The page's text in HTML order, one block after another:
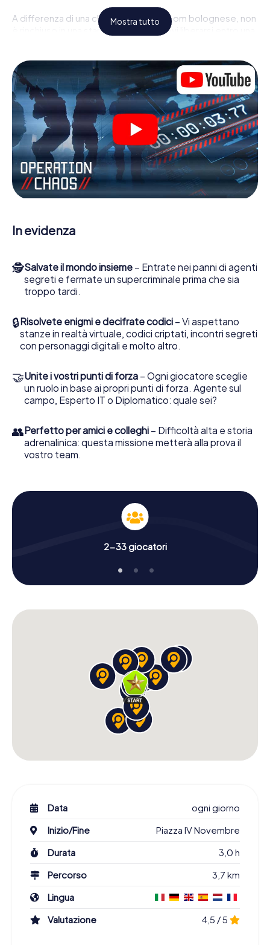
A differenza di una classica Escape Room bolognese, non
è rinchiuso in una stanza dalla quale devi liberarsi entro una
personale! Il requisito tecnico per la sua avventura da
agente a Perugia é uno smartphone con accesso a
Internet mobile. Un clic le dà accesso alla nostra app web.
Non è necessario installare nulla per essere trascinati
nell'azione da video interattivi, minigiochi complicati e
molte altre funzionalità.
Lavori insieme con una squadra, origli le spie nemiche e
porti gli ufficiali di collegamento dalla sua parte. In questo
Escape Game a Perugia lei e la sua squadra dovete
essere pronti a fermare i cattivi. A differenza di James
Bond and Co., tuttavia, non diventate eroi silenziosi: lei e
del Perugia e avrete accesso alla vostra personale galleria
di immagini. Il gioco di Escape di myCityHunt rende
segreti e trasformi Perugia in un'Escape Room all'aperto!
Mostra tutto
In evidenza
🕵Salvate il mondo insieme – Entrate nei panni di agenti
segreti e fermate un supercriminale prima che sia
troppo tardi.
🔒Risolvete enigmi e decifrate codici – Vi aspettano
stanze in realtà virtuale, codici criptati, incontri segreti
con personaggi digitali e molto altro.
🤝Unite i vostri punti di forza – Ogni giocatore sceglie
un ruolo in base ai propri punti di forza. Agente sul
campo, Esperto IT o Diplomatico: quale sei?
👥Perfetto per amici e colleghi – Difficoltà alta e storia
adrenalinica: questa missione metterà alla prova il
vostro team.
2-33 giocatori
Data
ogni giorno
Inizio/Fine
Piazza IV Novembre
Durata
3,0 h
Percorso
3,7 km
Lingua
Valutazione
4,5 / 5